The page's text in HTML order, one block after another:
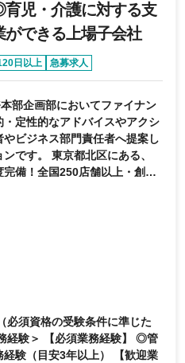
児・介護に対する支
できる上場子会社
日以上
急募求人
部企画部においてファイナン
・定性的なアドバイスやアクシ
やビジネス部門責任者へ提案し
です。 東京都北区にある、
完備！全国250店舗以上・創業
を運営し、利厚生充実◎育
必須資格の受験条件に準じた
目安3年以上） 【歓迎業